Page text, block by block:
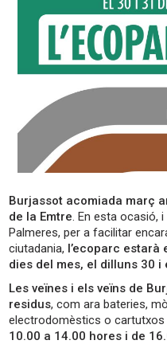
Burjassot acomiada març
de la Emtre. En esta ocasió,
Palmeres, per a facilitar
ciutadania, l’ecoparc estarà
dies del mes, el dilluns 30 i
Les veïnes i els veïns de
residus, com ara bateries,
electrodomèstics o cartutxos
10.00 a 14.00 hores i de